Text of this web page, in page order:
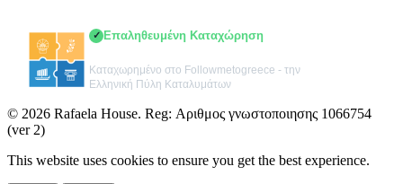
✓ Επαληθευμένη Καταχώρηση
Καταχωρημένο στο Followmetogreece - την
Ελληνική Πύλη Καταλυμάτων
© 2026 Rafaela House. Reg: Αριθμος γνωστοποιησης 1066754
(ver 2)
This website uses cookies to ensure you get the best experience.